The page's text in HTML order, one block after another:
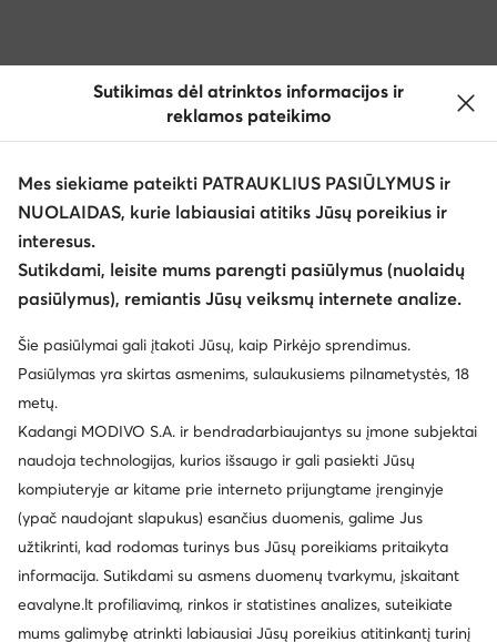
Sutikimas dėl atrinktos informacijos ir
reklamos pateikimo
Mes siekiame pateikti PATRAUKLIUS PASIŪLYMUS ir
NUOLAIDAS, kurie labiausiai atitiks Jūsų poreikius ir
interesus.
Sutikdami, leisite mums parengti pasiūlymus (nuolaidų
pasiūlymus), remiantis Jūsų veiksmų internete analize.
Šie pasiūlymai gali įtakoti Jūsų, kaip Pirkėjo sprendimus.
Pasiūlymas yra skirtas asmenims, sulaukusiems pilnametystės, 18
metų.
Kadangi MODIVO S.A. ir bendradarbiaujantys su įmone subjektai
naudoja technologijas, kurios išsaugo ir gali pasiekti Jūsų
kompiuteryje ar kitame prie interneto prijungtame įrenginyje
(ypač naudojant slapukus) esančius duomenis, galime Jus
užtikrinti, kad rodomas turinys bus Jūsų poreikiams pritaikyta
informacija. Sutikdami su asmens duomenų tvarkymu, įskaitant
eavalyne.lt profiliavimą, rinkos ir statistines analizes, suteikiate
mums galimybę atrinkti labiausiai Jūsų poreikius atitinkantį turinį